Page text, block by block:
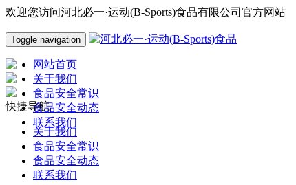
欢迎您访问河北必一·运动(B-Sports)食品有限公司官方网站
Toggle navigation
网站首页
关于我们
食品安全常识
食品安全动态
联系我们
快捷导航
关于我们
食品安全常识
食品安全动态
联系我们